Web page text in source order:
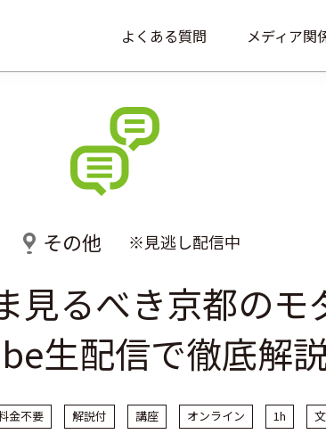
よくある質問 メディア関
その他 ※見逃し配信中
見るべき京都の
生配信で徹底解
金不要 解説付 講座 オンライン 1h